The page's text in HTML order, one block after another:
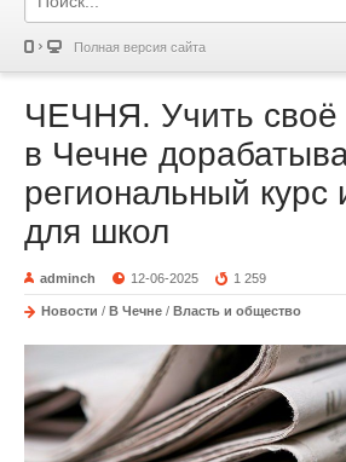
Полная версия сайта
ЧЕЧНЯ. Учить
в Чечне
региональный курс
для школ
adminch 12-06-2025 1 259
Новости / В Чечне / Власть и общество